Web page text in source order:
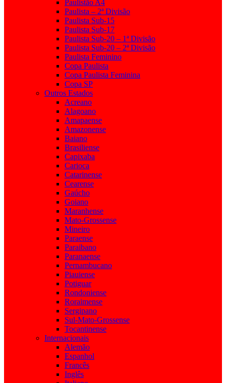
Paulistão A4
Paulista – 2ª Divisão
Paulista Sub-15
Paulista Sub-17
Paulista Sub-20 – 1ª Divisão
Paulista Sub-20 – 2ª Divisão
Paulista Feminino
Copa Paulista
Copa Paulista Feminina
Copa SP
Outros Estados
Acreano
Alagoano
Amapaense
Amazonense
Baiano
Brasiliense
Capixaba
Carioca
Catarinense
Cearense
Gaúcho
Goiano
Maranhense
Mato-Grossense
Mineiro
Paraense
Paraibano
Paranaense
Pernambucano
Piauiense
Potiguar
Rondoniense
Roraimense
Sergipano
Sul-Mato-Grossense
Tocantinense
Internacionais
Alemão
Espanhol
Francês
Inglês